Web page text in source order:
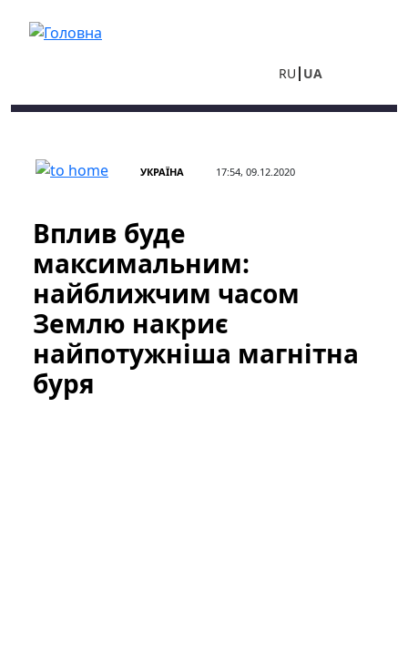
RU UA
УКРАЇНА 17:54, 09.12.2020
Вплив буде
максимальним:
найближчим часом
Землю накриє
найпотужніша магнітна
буря